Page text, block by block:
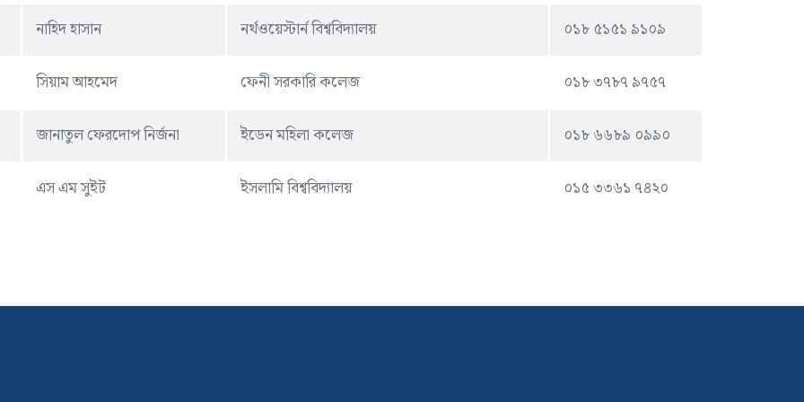
নাহিদ হাসান নর্থওয়েস্টার্ন বিশ্ববিদ্যালয় ০১৮ ৫১৫১ ৯১০৯
সিয়াম আহমেদ ফেনী সরকারি কলেজ ০১৮ ৩৭৮৭ ৯৭৫৭
জানাতুল ফেরদোপ নির্জনা ইডেন মহিলা কলেজ ০১৮ ৬৬৮৯ ০৯৯০
এস এম সুইট ইসলামি বিশ্ববিদ্যালয় ০১৫ ৩৩৬১ ৭৪২০